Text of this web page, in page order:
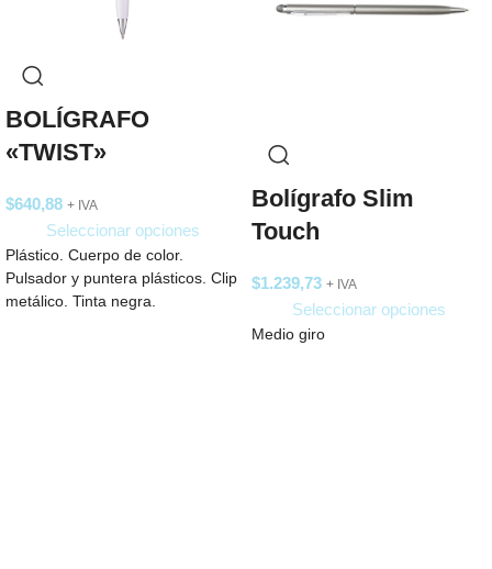
BOLÍGRAFO
«TWIST»
$640,88 + IVA
Seleccionar opciones
Plástico. Cuerpo de color.
Pulsador y puntera plásticos. Clip
metálico. Tinta negra.
Bolígrafo Slim
Touch
$1.239,73 + IVA
Seleccionar opciones
Medio giro